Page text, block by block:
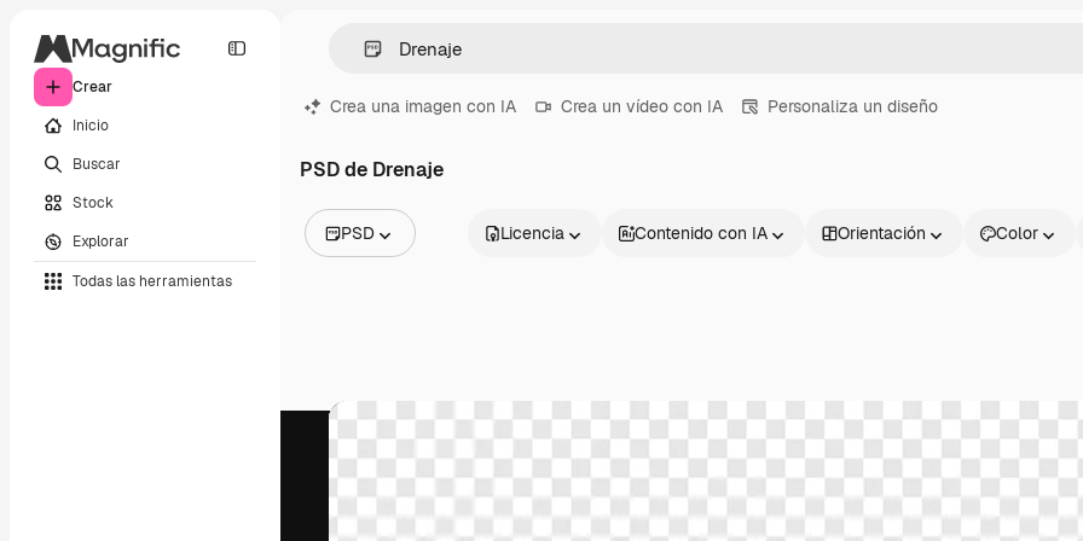
Crear
Inicio
Buscar
Stock
Explorar
Todas las herramientas
Crea una imagen con IA Crea un vídeo con IA Personaliza un diseño
PSD de Drenaje
PSD
Vídeos
Iconos
Modelos 3D
Fuentes
Licencia Contenido con IA Orientación Color
Productos Información útil